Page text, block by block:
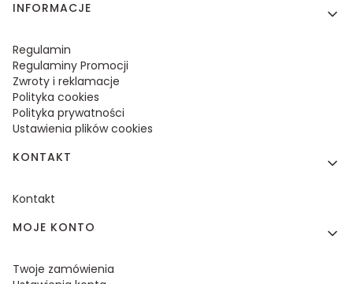
Linki w stopce
INFORMACJE
Regulamin
Regulaminy Promocji
Zwroty i reklamacje
Polityka cookies
Polityka prywatności
Ustawienia plików cookies
KONTAKT
Kontakt
MOJE KONTO
Twoje zamówienia